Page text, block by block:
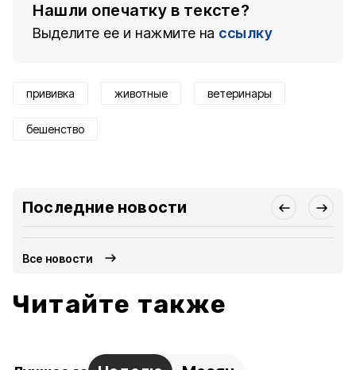
Нашли опечатку в тексте?
Выделите ее и нажмите на ссылку
прививка животные ветеринары
бешенство
Последние новости
Все новости
Читайте также